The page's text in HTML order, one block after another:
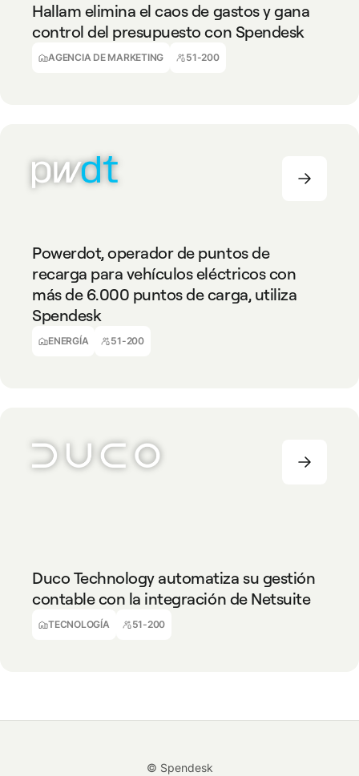
Hallam elimina el caos de gastos y gana
control del presupuesto con Spendesk
AGENCIA DE MARKETING 51-200
Julie Rodrigues
Directora Financiera
Powerdot, operador de puntos de
recarga para vehículos eléctricos con
más de 6.000 puntos de carga, utiliza
Spendesk
ENERGÍA 51-200
Francisco Gastão Maya
Coordinador Financiero
Duco Technology automatiza su gestión
contable con la integración de Netsuite
TECNOLOGÍA 51-200
Alec Ball
Técnico Contable en Formación
© Spendesk